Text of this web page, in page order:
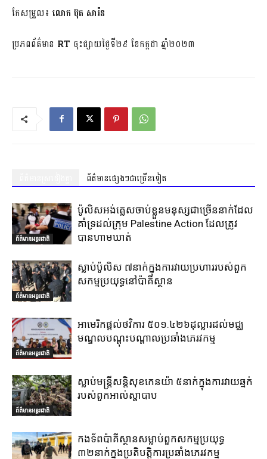
កែសម្រួល៖ លោក ប៊ុត សារ៉ន
ប្រភពព័ត៌មាន RT ចុះផ្សាយថ្ងៃទី២៩ ខែកក្ដដា ឆ្នាំ២០២៣
ព័ត៌មានផ្សេងៗជាច្រើនទៀត
ព័ត៌មានអន្តរជាតិ
ប៉ូលិសអង់គ្លេសចាប់ខ្លួនមនុស្សជាច្រើននាក់ដែល
គាំទ្រដល់ក្រុម Palestine Action ដែលត្រូវ
បានហាមឃាត់
ព័ត៌មានអន្តរជាតិ
ស្លាប់ប៉ូលិស ៧នាក់ក្នុងការវាយប្រហាររបស់ពួក
សកម្មប្រយុទ្ធនៅប៉ាគីស្ថាន
ព័ត៌មានអន្តរជាតិ
អាមេរិកផ្តល់ថវិការ ៥០១.៤២៦ដុល្លារដល់មជ្ឈ
មណ្ឌលបណ្តុះបណ្តាលប្រឆាំងភេរវកម្ម
ព័ត៌មានអន្តរជាតិ
ស្លាប់មន្ត្រីសន្តិសុខកេនយ៉ា ៥នាក់ក្នុងការវាយឆ្មក់
របស់ពួកអាល់ស្ហាបាប
កងទ័ពប៉ាគីស្ថានសម្លាប់ពួកសកម្មប្រយុទ្ធ
៣២នាក់ក្នុងប្រតិបត្តិការប្រឆាំងភេរវកម្ម